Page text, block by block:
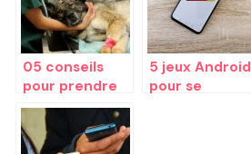
05 conseils
pour prendre
soin de votre
animal de
compagnie
5 jeux Android
pour se